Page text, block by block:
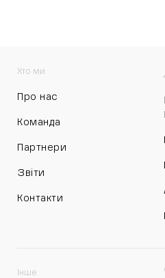
Хто ми
Про нас
Команда
Партнери
Звіти
Контакти
Інше